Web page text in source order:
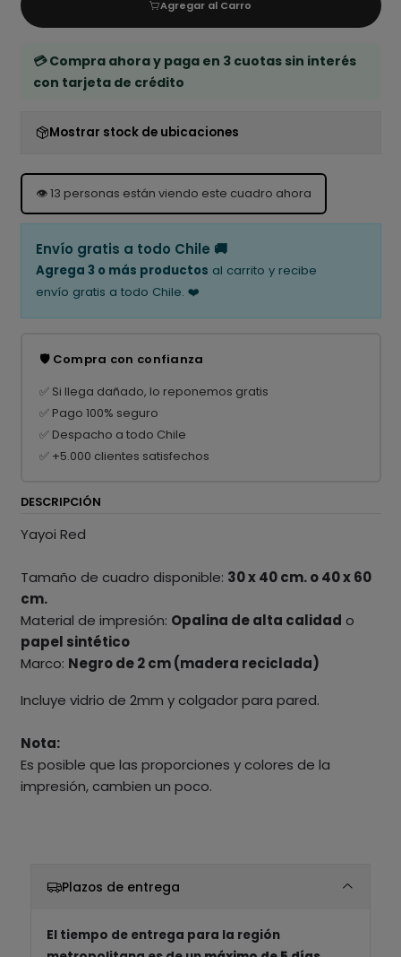
Agregar al Carro
💳 Compra ahora y paga en 3 cuotas sin interés
con tarjeta de crédito
Mostrar stock de ubicaciones
👁️13 personas están viendo este cuadro ahora
Envío gratis a todo Chile 🚚
Agrega 3 o más productos al carrito y recibe
envío gratis a todo Chile. ❤️
🛡️ Compra con confianza
✅ Si llega dañado, lo reponemos gratis
✅ Pago 100% seguro
✅ Despacho a todo Chile
✅ +5.000 clientes satisfechos
DESCRIPCIÓN
Yayoi Red
Tamaño de cuadro disponible: 30 x 40 cm. o 40 x 60
cm.
Material de impresión: Opalina de alta calidad o
papel sintético
Marco: Negro de 2 cm (madera reciclada)
Incluye vidrio de 2mm y colgador para pared.
Nota:
Es posible que las proporciones y colores de la
impresión, cambien un poco.
Plazos de entrega
El tiempo de entrega para la región